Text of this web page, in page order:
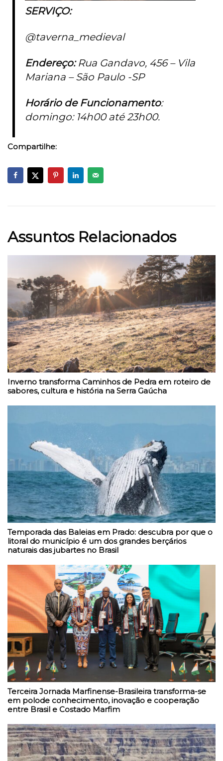
SERVIÇO:
@taverna_medieval
Endereço:Rua Gandavo, 456 – Vila
Mariana – São Paulo -SP
Horário de Funcionamento:
domingo: 14h00 até 23h00.
Compartilhe:
Assuntos Relacionados
Inverno transforma Caminhos de Pedra em roteiro de
sabores, cultura e história na Serra Gaúcha
Temporada das Baleias em Prado: descubra por que o
litoral do município é um dos grandes berçários
naturais das jubartes no Brasil
Terceira Jornada Marfinense-Brasileira transforma-se
em polode conhecimento, inovação e cooperação
entre Brasil e Costado Marfim